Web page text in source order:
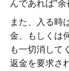
んであれば”余
また、入る時
金、もしくは
も一切消して
返金を要求さ